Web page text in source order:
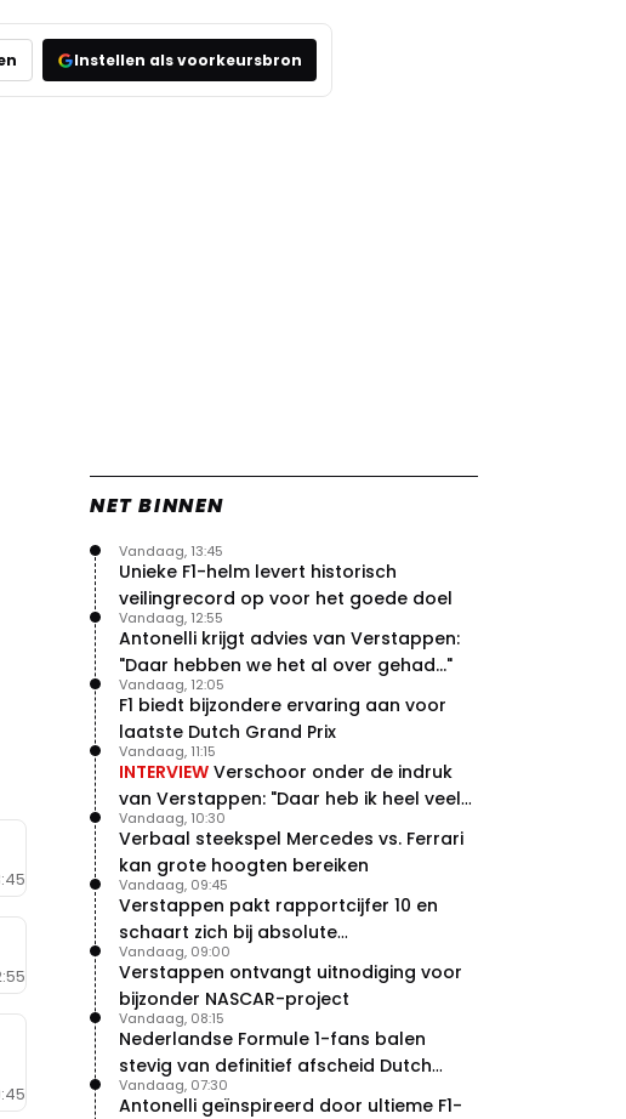
Instellen als voorkeursbron
NET BINNEN
Unieke F1-helm levert historisch
veilingrecord op voor het goede doel
Vandaag, 13:45
Antonelli krijgt advies van Verstappen:
"Daar hebben we het al over gehad..."
Vandaag, 12:55
F1 biedt bijzondere ervaring aan voor
laatste Dutch Grand Prix
Vandaag, 12:05
INTERVIEW Verschoor onder de indruk
van Verstappen: "Daar heb ik heel veel
respect voor"
Vandaag, 11:15
Verbaal steekspel Mercedes vs. Ferrari
kan grote hoogten bereiken
Vandaag, 10:30
Verstappen pakt rapportcijfer 10 en
schaart zich bij absolute
buitencategorie
Vandaag, 09:45
Verstappen ontvangt uitnodiging voor
bijzonder NASCAR-project
Vandaag, 09:00
Nederlandse Formule 1-fans balen
stevig van definitief afscheid Dutch
Grand Prix
Vandaag, 08:15
Antonelli geïnspireerd door ultieme F1-
Vandaag, 07:30